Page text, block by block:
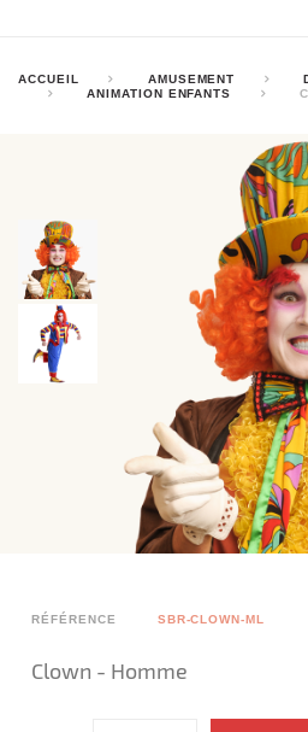
ACCUEIL AMUSEMENT
ANIMATION ENFANTS
RÉFÉRENCE SBR-CLOWN-ML
Clown - Homme